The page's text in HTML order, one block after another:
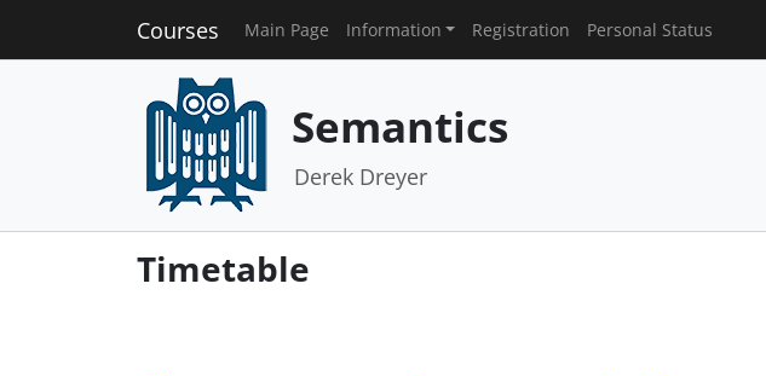
Courses Main Page Information Registration Personal Status
Semantics
Derek Dreyer
Timetable